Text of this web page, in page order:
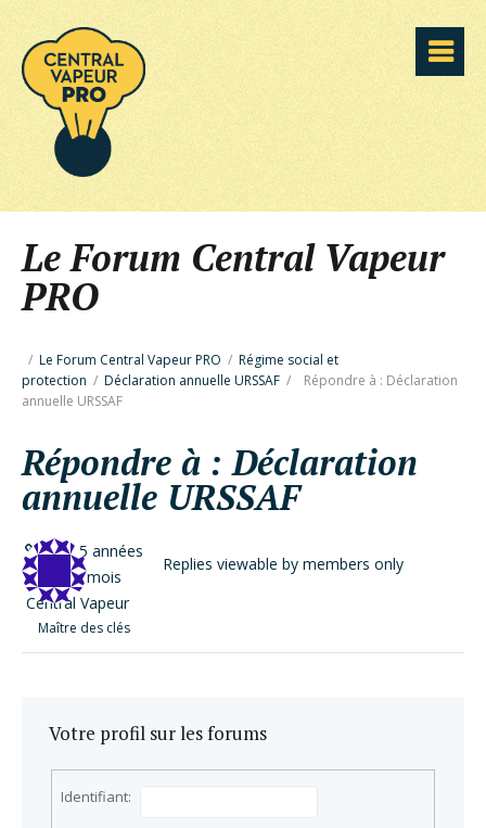
Le Forum Central Vapeur
PRO
/ Le Forum Central Vapeur PRO / Régime social et
protection / Déclaration annuelle URSSAF /
Répondre à : Déclaration
annuelle URSSAF
Répondre à : Déclaration
annuelle URSSAF
il y a 5 années
et 10 mois
Central Vapeur
Maître des clés
Replies viewable by members only
Votre profil sur les forums
Identifiant: